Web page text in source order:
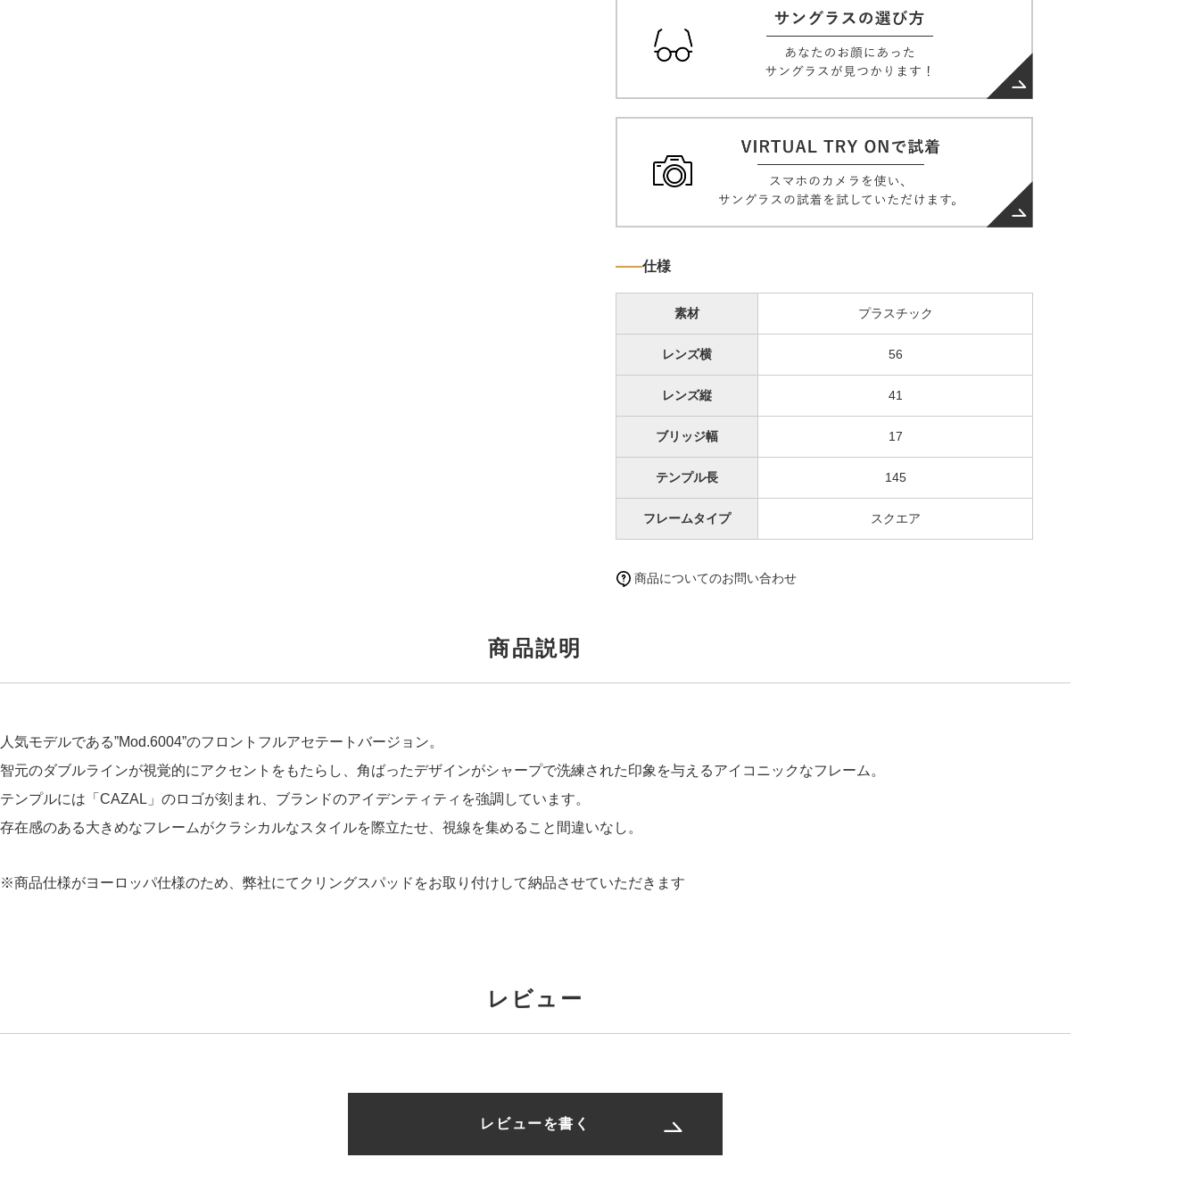
仕様
素材 プラスチック
レンズ横 56
レンズ縦 41
ブリッジ幅 17
テンプル長 145
フレームタイプ スクエア
商品についてのお問い合わせ
商品説明
人気モデルである”Mod.6004”のフロントフルアセテートバージョン。
智元のダブルラインが視覚的にアクセントをもたらし、角ばったデザインがシャープで洗練された印象を与えるアイコニックなフレーム。
テンプルには「CAZAL」のロゴが刻まれ、ブランドのアイデンティティを強調しています。
存在感のある大きめなフレームがクラシカルなスタイルを際立たせ、視線を集めること間違いなし。
※商品仕様がヨーロッパ仕様のため、弊社にてクリングスパッドをお取り付けして納品させていただきます
レビュー
レビューを書く